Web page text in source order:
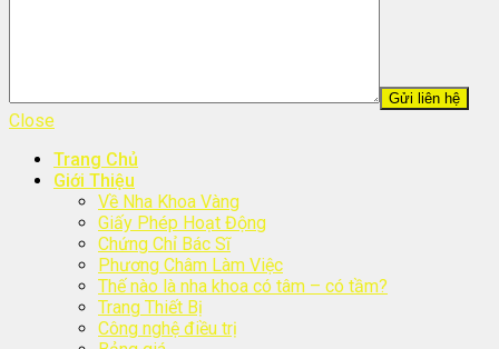
Close
Trang Chủ
Giới Thiệu
Về Nha Khoa Vàng
Giấy Phép Hoạt Động
Chứng Chỉ Bác Sĩ
Phương Châm Làm Việc
Thế nào là nha khoa có tâm – có tầm?
Trang Thiết Bị
Công nghệ điều trị